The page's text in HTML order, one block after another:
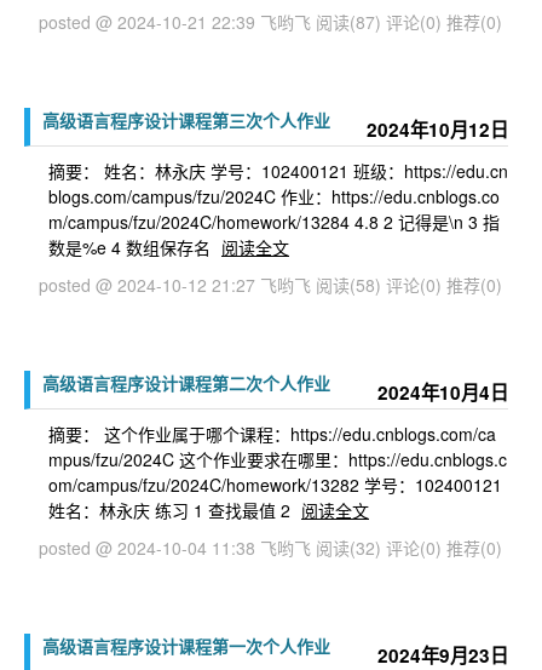
posted @ 2024-10-21 22:39 飞哟飞 阅读(87) 评论(0) 推荐(0)
2024年10月12日
高级语言程序设计课程第三次个人作业
摘要： 姓名：林永庆 学号：102400121 班级：https://edu.cn
blogs.com/campus/fzu/2024C 作业：https://edu.cnblogs.co
m/campus/fzu/2024C/homework/13284 4.8 2 记得是\n 3 指
数是%e 4 数组保存名 阅读全文
posted @ 2024-10-12 21:27 飞哟飞 阅读(58) 评论(0) 推荐(0)
2024年10月4日
高级语言程序设计课程第二次个人作业
摘要： 这个作业属于哪个课程：https://edu.cnblogs.com/ca
mpus/fzu/2024C 这个作业要求在哪里：https://edu.cnblogs.c
om/campus/fzu/2024C/homework/13282 学号：102400121
姓名：林永庆 练习 1 查找最值 2 阅读全文
posted @ 2024-10-04 11:38 飞哟飞 阅读(32) 评论(0) 推荐(0)
2024年9月23日
高级语言程序设计课程第一次个人作业